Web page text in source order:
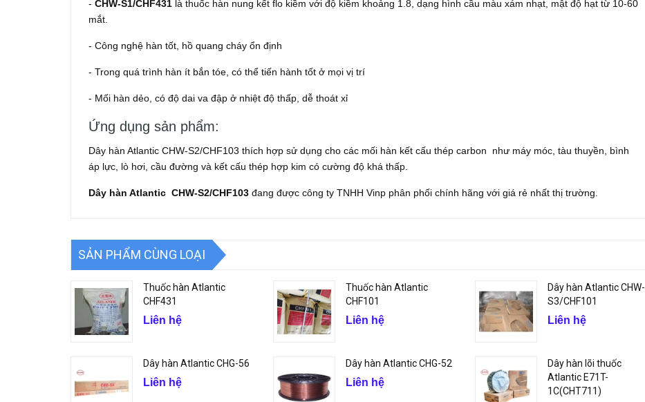
- CHW-S1/CHF431 là thuốc hàn nung kết flo kiềm với độ kiềm khoảng 1.8, dạng hình cầu màu xám nhạt, mật độ hạt từ 10-60
mắt.
- Công nghệ hàn tốt, hồ quang cháy ổn định
- Trong quá trình hàn ít bắn tóe, có thể tiến hành tốt ở mọi vị trí
- Mối hàn dẻo, có độ dai va đập ở nhiệt độ thấp, dễ thoát xỉ
Ứng dụng sản phẩm:
Dây hàn Atlantic CHW-S2/CHF103 thích hợp sử dụng cho các mối hàn kết cấu thép carbon như máy móc, tàu thuyền, bình
áp lực, lò hơi, cầu đường và kết cấu thép hợp kim có cường độ khá thấp.
Dây hàn Atlantic CHW-S2/CHF103 đang được công ty TNHH Vinp phân phối chính hãng với giá rẻ nhất thị trường.
SẢN PHẨM CÙNG LOẠI
Thuốc hàn Atlantic
CHF431
Liên hệ
Thuốc hàn Atlantic
CHF101
Liên hệ
Dây hàn Atlantic CHW-
S3/CHF101
Liên hệ
Dây hàn Atlantic CHG-56
Liên hệ
Dây hàn Atlantic CHG-52
Liên hệ
Dây hàn lõi thuốc
Atlantic E71T-
1C(CHT711)